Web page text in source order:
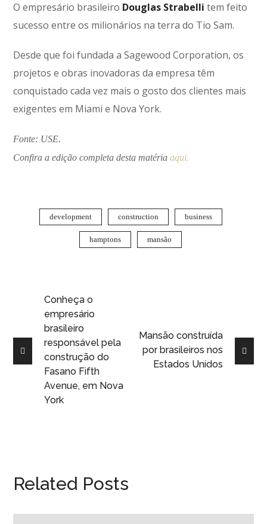
O empresário brasileiro Douglas Strabelli tem feito
sucesso entre os milionários na terra do Tio Sam.
Desde que foi fundada a Sagewood Corporation, os
projetos e obras inovadoras da empresa têm
conquistado cada vez mais o gosto dos clientes mais
exigentes em Miami e Nova York.
Fonte: USE.
Confira a edição completa desta matériaaqui.
development construction business
hamptons mansão
Conheça o
empresário
brasileiro
responsável pela
construção do
Fasano Fifth
Avenue, em Nova
York
Mansão construída
por brasileiros nos
Estados Unidos
Related Posts